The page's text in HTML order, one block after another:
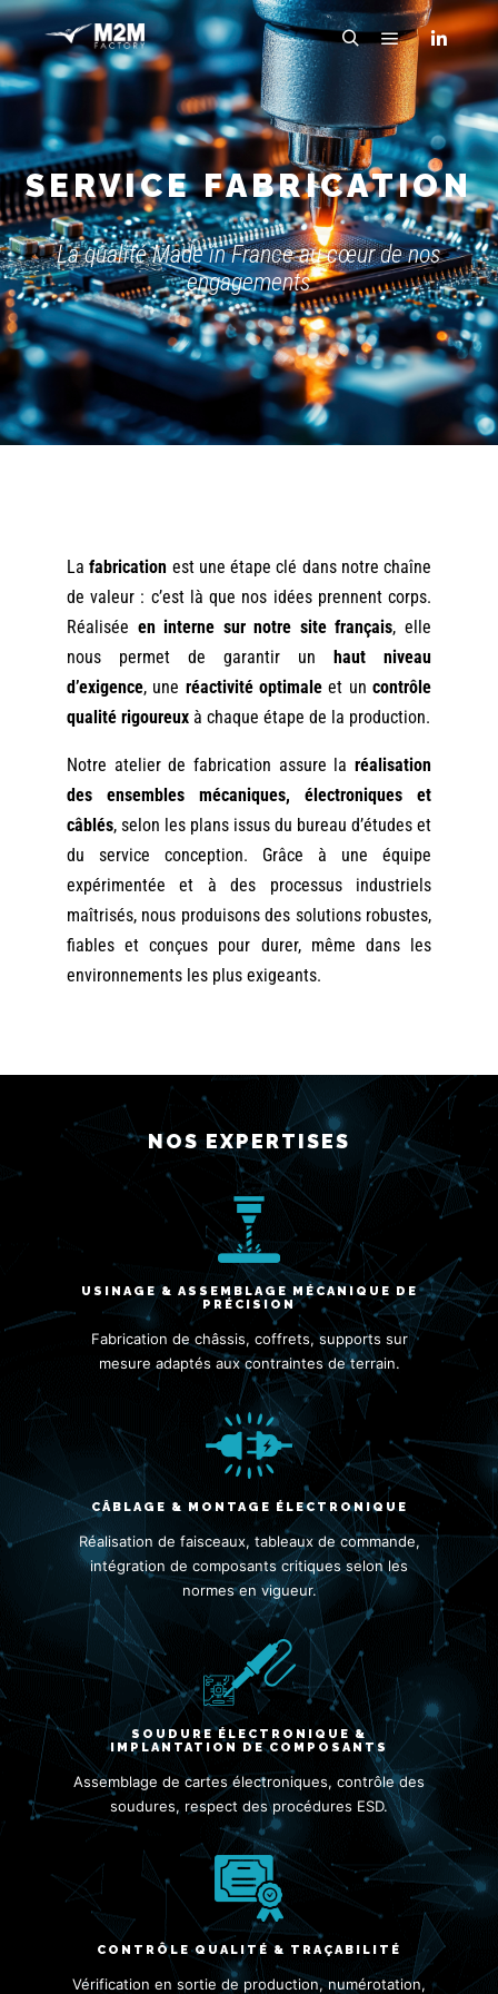
SERVICE FABRICATION
La qualité Made in France au cœur de nos
engagements
Lafabrication est une étape clé dans notre chaîne
de valeur : c’est là que nos idées prennent corps.
Réalisée en interne sur notre site français, elle
nous permet de garantir un haut niveau
d’exigence, une réactivité optimaleet uncontrôle
qualité rigoureux à chaque étape de la production.
Notre atelier de fabrication assure la réalisation
des ensembles mécaniques, électroniques et
câblés, selon les plans issus du bureau d’études et
du service conception. Grâce à une équipe
expérimentée et à des processus industriels
maîtrisés, nous produisons des solutions robustes,
fiables et conçues pour durer, même dans les
environnements les plus exigeants.
NOS EXPERTISES
USINAGE & ASSEMBLAGE MÉCANIQUE DE
PRÉCISION
Fabrication de châssis, coffrets, supports sur
mesure adaptés aux contraintes de terrain.
CÂBLAGE & MONTAGE ÉLECTRONIQUE
Réalisation de faisceaux, tableaux de commande,
intégration de composants critiques selon les
normes en vigueur.
SOUDURE ÉLECTRONIQUE &
IMPLANTATION DE COMPOSANTS
Assemblage de cartes électroniques, contrôle des
soudures, respect des procédures ESD.
CONTRÔLE QUALITÉ & TRAÇABILITÉ
Vérification en sortie de production, numérotation,